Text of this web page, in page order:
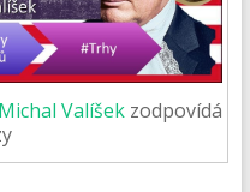
Michal Valíšekzodpovídá